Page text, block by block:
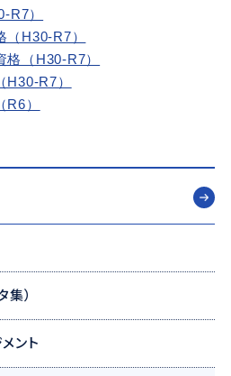
R7）
H30-R7）
（H30-R7）
R7）
）
）
ント